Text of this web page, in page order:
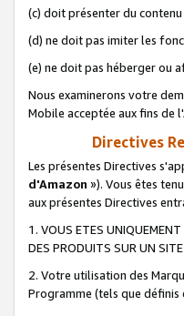
(c) doit présenter du
(d) ne doit pas imiter les
(e) ne doit pas héberger ou
Nous examinerons votre
Mobile acceptée aux fins de l'
Directives
Les présentes Directives
d'Amazon »). Vous êtes
aux présentes Directives
1. VOUS ETES UNIQUEMENT
DES PRODUITS SUR UN
2. Votre utilisation des
Programme (tels que définis